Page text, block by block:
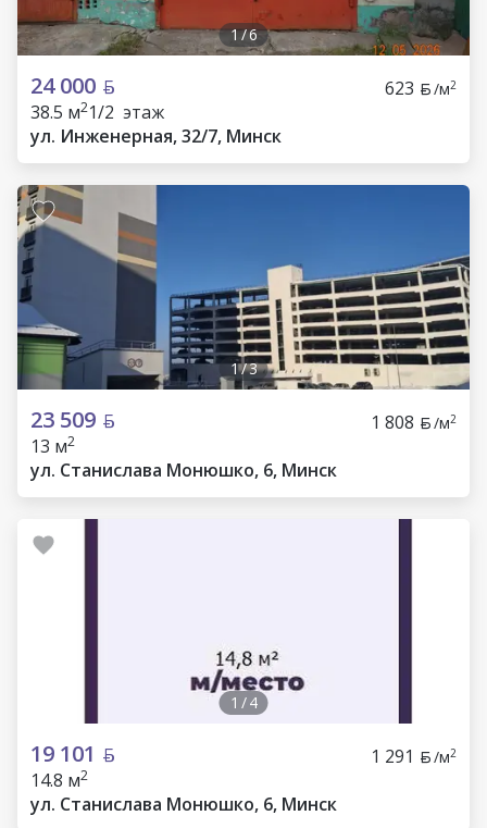
1/6
24 000 623 /м2
38.5 м21/2 этаж
ул. Инженерная, 32/7, Минск
1/3
23 509 1 808 /м2
13 м2
ул. Станислава Монюшко, 6, Минск
1 /4
19 101 1 291 /м2
14.8 м2
ул. Станислава Монюшко, 6, Минск